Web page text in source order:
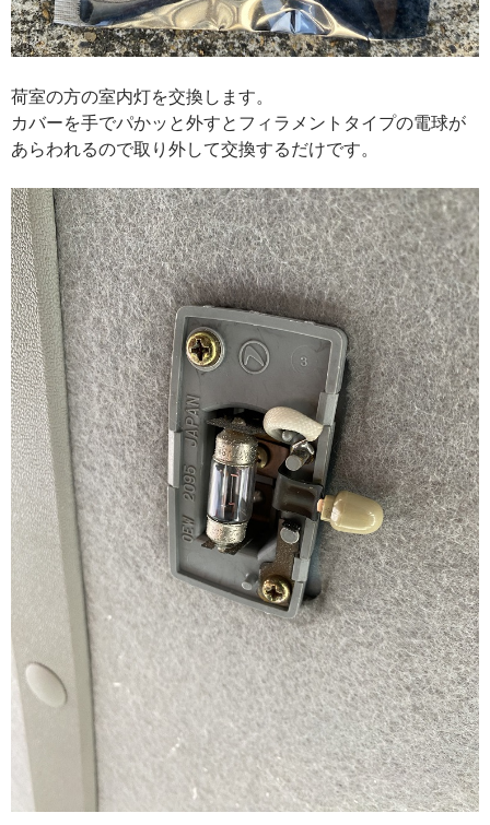
荷室の方の室内灯を交換します。
カバーを手でパかッと外すとフィラメントタイプの電球が
あらわれるので取り外して交換するだけです。